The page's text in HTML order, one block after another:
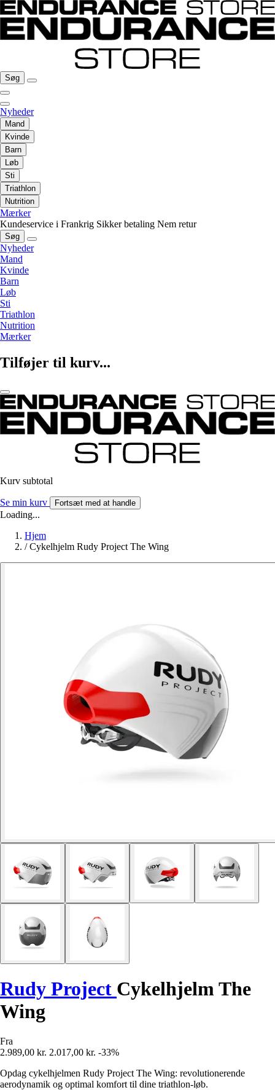
Søg
Nyheder
Mand
Kvinde
Barn
Løb
Sti
Triathlon
Nutrition
Mærker
Kundeservice i Frankrig Sikker betaling Nem retur
Søg
Nyheder
Mand
Kvinde
Barn
Løb
Sti
Triathlon
Nutrition
Mærker
Tilføjer til kurv...
Kurv subtotal
Se min kurv Fortsæt med at handle
Loading...
Hjem
/ Cykelhjelm Rudy Project The Wing
Rudy Project Cykelhjelm The
Wing
Fra
2.989,00 kr. 2.017,00 kr. -33%
Opdag cykelhjelmen Rudy Project The Wing: revolutionerende
aerodynamik og optimal komfort til dine triathlon-løb.